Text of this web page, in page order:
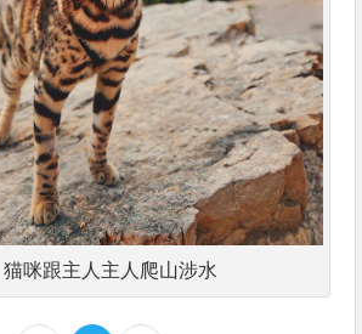
猫咪跟主人主人爬山涉水